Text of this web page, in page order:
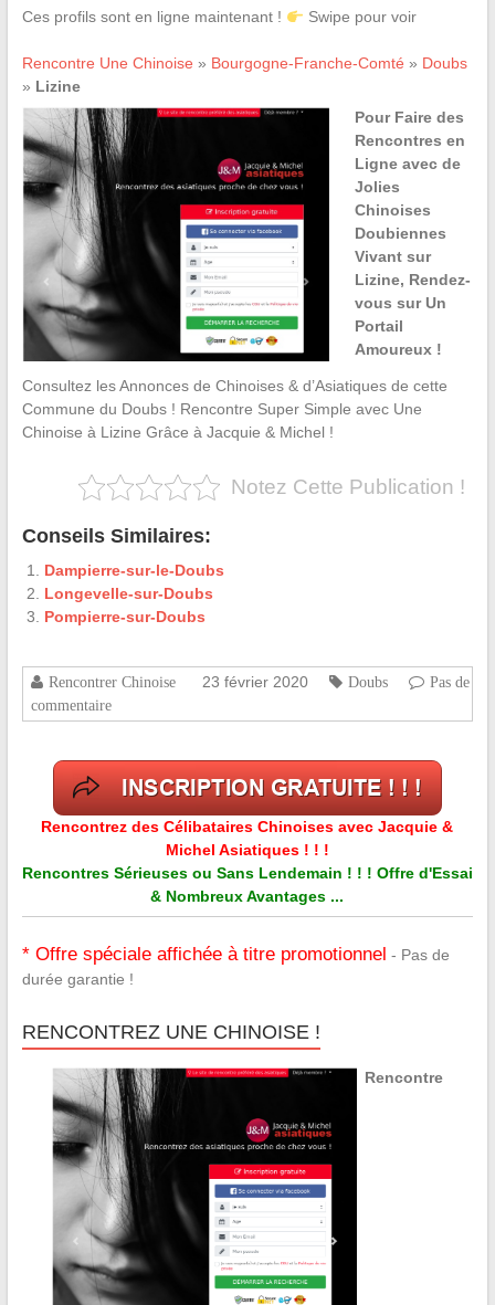
Ces profils sont en ligne maintenant ! Swipe pour voir
Rencontre Une Chinoise » Bourgogne-Franche-Comté » Doubs
» Lizine
Pour Faire des
Rencontres en
Ligne avec de
Jolies
Chinoises
Doubiennes
Vivant sur
Lizine, Rendez-
vous sur Un
Portail
Amoureux !
Consultez les Annonces de Chinoises & d’Asiatiques de cette
Commune du Doubs ! Rencontre Super Simple avec Une
Chinoise à Lizine Grâce à Jacquie & Michel !
Notez Cette Publication !
Conseils Similaires:
Dampierre-sur-le-Doubs
Longevelle-sur-Doubs
Pompierre-sur-Doubs
Rencontrer Chinoise 23 février 2020 Doubs
Pas de
commentaire
Rencontrez des Célibataires Chinoises avec Jacquie &
Michel Asiatiques ! ! !
Rencontres Sérieuses ou Sans Lendemain ! ! ! Offre d'Essai
& Nombreux Avantages ...
* Offre spéciale affichée à titre promotionnel - Pas de
durée garantie !
RENCONTREZ UNE CHINOISE !
Rencontre